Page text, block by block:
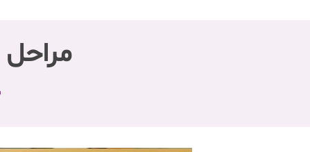
مراحل